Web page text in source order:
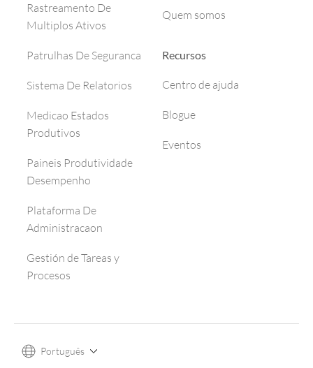
Rastreamento De
Multiplos Ativos
Patrulhas De Seguranca
Sistema De Relatorios
Medicao Estados
Produtivos
Paineis Produtividade
Desempenho
Plataforma De
Administracaon
Gestión de Tareas y
Procesos
Quem somos
Recursos
Centro de ajuda
Blogue
Eventos
Português